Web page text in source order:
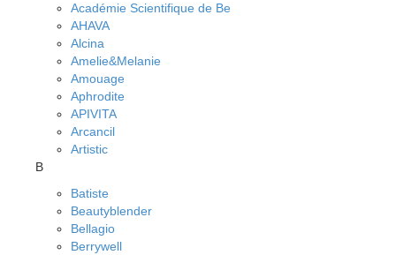
Académie Scientifique de Be
AHAVA
Alcina
Amelie&Melanie
Amouage
Aphrodite
APIVITA
Arcancil
Artistic
B
Batiste
Beautyblender
Bellagio
Berrywell